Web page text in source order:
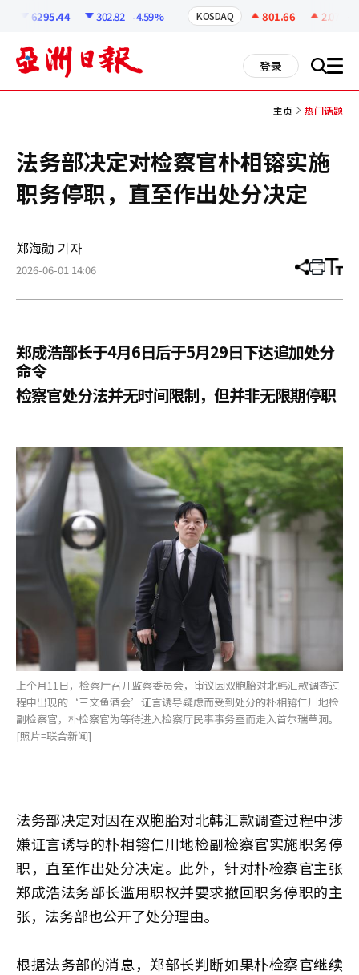
6295.44 302.82 -4.59% KOSDAQ 801.66 2.07
登录 搜 all
主页 热门话题
法务部决定对检察官朴相镕实施
职务停职，直至作出处分决定
郑海勋 기자
2026-06-01 14:06 分
章
打 调
小
郑成浩部长于4月6日后于5月29日下达追加处分
命令
检察官处分法并无时间限制，但并非无限期停职
上个月11日，检察厅召开监察委员会，审议因双胞胎对北韩汇款调查过
程中出现的‘三文鱼酒会’证言诱导疑虑而受到处分的朴相镕仁川地检
副检察官，朴检察官为等待进入检察厅民事事务室而走入首尔瑞草洞。
[照片=联合新闻]
法务部决定对因在双胞胎对北韩汇款调查过程中涉
嫌证言诱导的朴相镕仁川地检副检察官实施职务停
职，直至作出处分决定。此外，针对朴检察官主张
郑成浩法务部长滥用职权并要求撤回职务停职的主
张，法务部也公开了处分理由。
根据法务部的消息，郑部长判断如果朴检察官继续